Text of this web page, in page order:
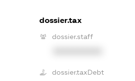
dossier.tax
dossier.staff
dossier.taxDebt